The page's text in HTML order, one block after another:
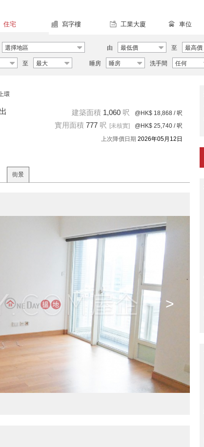
住宅 寫字樓 工業大廈 車位
選擇地區 由 最低價 至 最高價
至 最大 睡房 睡房 洗手間 任何
環
建築面積 1,060 呎 @HK$ 18,868 / 呎
實用面積 777 呎 [未核實] @HK$ 25,740 / 呎
上次降價日期 2026年05月12日
街景
>